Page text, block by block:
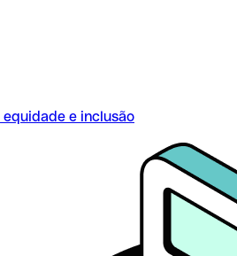
equidade e inclusão